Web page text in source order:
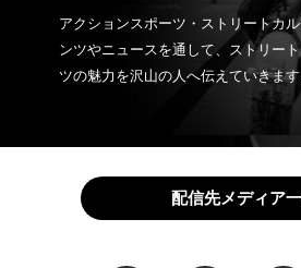
アクションスポーツ・ストリートカ
ンツやニュースを通して、ストリー
ツの魅力を沢山の人へ伝えていきま
配信先メディア